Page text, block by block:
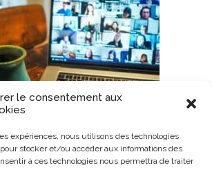
le consentement aux
expériences, nous utilisons des technologies
stocker et/ou accéder aux informations des
à ces technologies nous permettra de traiter